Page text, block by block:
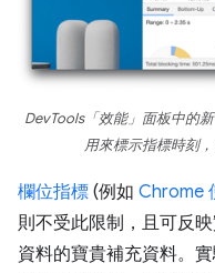
DevTools「效能」面板中的
用來標示指標時刻，
欄位指標 (例如 Chrome
則不受此限制，且可反
資料的寶貴補充資料。